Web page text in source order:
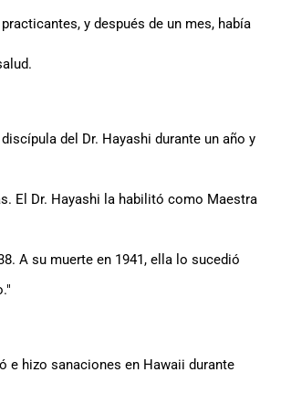
y después de un mes, había
del Dr. Hayashi durante un año y
El Dr. Hayashi la habilitó como Maestra
A su muerte en 1941, ella lo sucedió
e hizo sanaciones en Hawaii durante